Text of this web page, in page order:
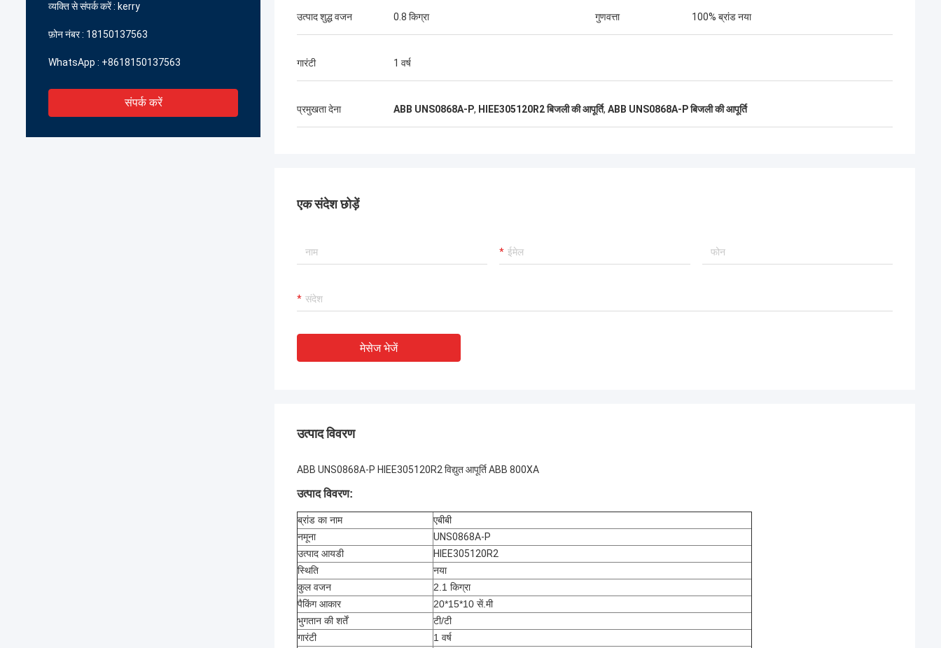
व्यक्ति से संपर्क करें : kerry
फ़ोन नंबर : 18150137563
WhatsApp : +8618150137563
संपर्क करें
उत्पाद शुद्ध वजन 0.8 किग्रा गुणवत्ता 100% ब्रांड नया
गारंटी 1 वर्ष
प्रमुखता देना ABB UNS0868A-P, HIEE305120R2 बिजली की आपूर्ति, ABB UNS0868A-P बिजली की आपूर्ति
एक संदेश छोड़ें
मेसेज भेजें
उत्पाद विवरण
ABB UNS0868A-P HIEE305120R2 विद्युत आपूर्ति ABB 800XA
उत्पाद विवरण:
ब्रांड का नाम
एबीबी
नमूना
UNS0868A-P
उत्पाद आयडी
HIEE305120R2
स्थिति
नया
कुल वजन
2.1 किग्रा
पैकिंग आकार
20*15*10 सें.मी
भुगतान की शर्तें
टी/टी
गारंटी
1 वर्ष